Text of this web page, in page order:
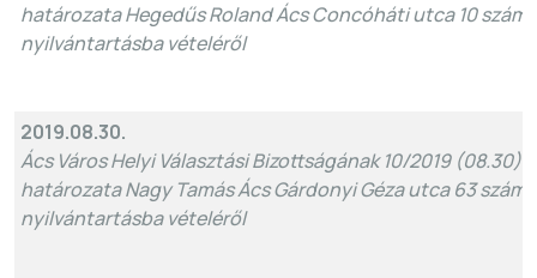
határozata Hegedűs Roland Ács Concóháti utca 10 szám
nyilvántartásba vételéről
2019.08.30.
Ács Város Helyi Választási Bizottságának 10/2019 (08.30).
határozata Nagy Tamás Ács Gárdonyi Géza utca 63 szám
nyilvántartásba vételéről